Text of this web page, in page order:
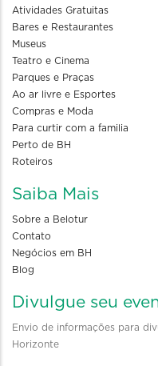
Atividades Gratuitas
Bares e Restaurantes
Museus
Teatro e Cinema
Parques e Praças
Ao ar livre e Esportes
Compras e Moda
Para curtir com a familia
Perto de BH
Roteiros
Saiba Mais
Sobre a Belotur
Contato
Negócios em BH
Blog
Divulgue seu
Envio de informações para
Horizonte